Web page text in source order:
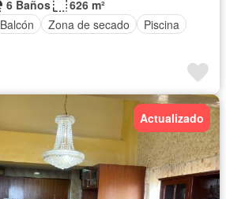
6 Baños
626 m²
Balcón Zona de secado
Piscina
Actualizado